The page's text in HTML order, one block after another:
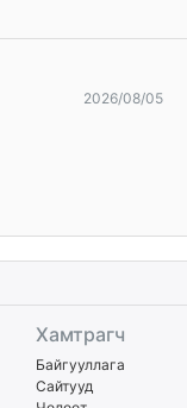
2026/08/05
Хамтрагч
Байгууллага
Сайтууд